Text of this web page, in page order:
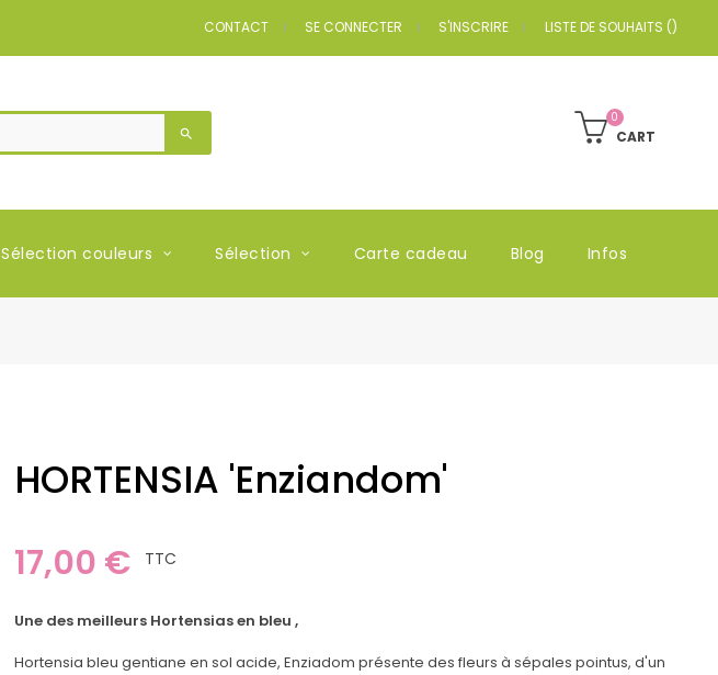
CONTACT SE CONNECTER S'INSCRIRE LISTE DE SOUHAITS ()
search
0
CART
Sélection couleurs Sélection Carte cadeau Blog Infos
HORTENSIA 'Enziandom'
17,00 € TTC
Une des meilleurs Hortensias en bleu ,
Hortensia bleu gentiane en sol acide, Enziadom présente des fleurs à sépales pointus, d'un